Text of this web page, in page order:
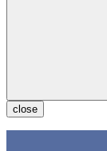
close